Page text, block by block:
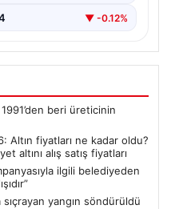
▼ -0.12%
beri üreticinin
Altın fiyatları ne kadar oldu?
altını alış satış fiyatları
ilgili belediyeden
yangın söndürüldü